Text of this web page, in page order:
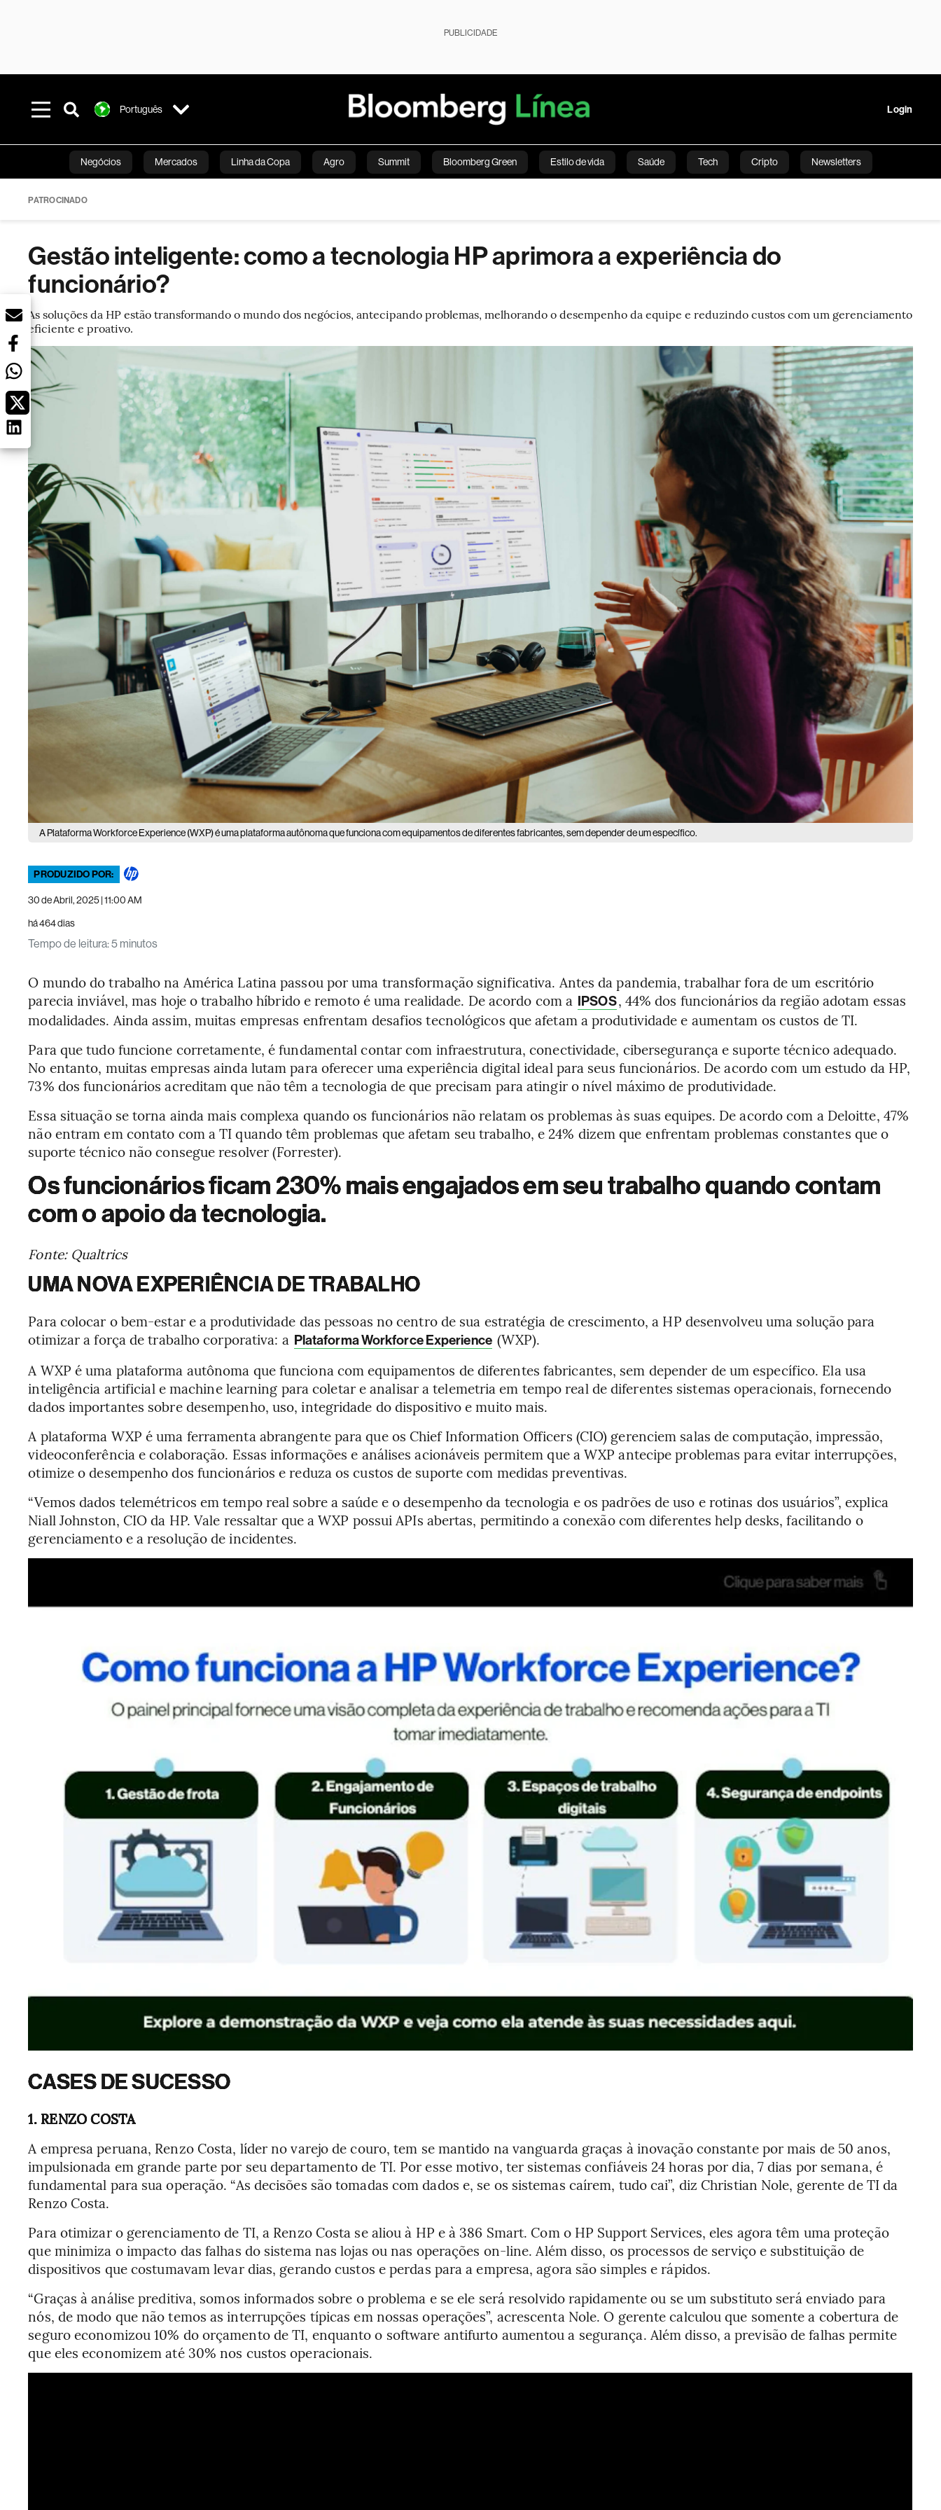
PUBLICIDADE
Português Login
Negócios Mercados Linha da Copa Agro Summit Bloomberg Green Estilo de vida Saúde Tech Cripto Newsletters
Línea Studios
PATROCINADO
Gestão inteligente: como a tecnologia HP aprimora a experiência do
funcionário?
As soluções da HP estão transformando o mundo dos negócios, antecipando problemas, melhorando o desempenho da equipe e reduzindo custos com um gerenciamento
eficiente e proativo.
A Plataforma Workforce Experience (WXP) é uma plataforma autônoma que funciona com equipamentos de diferentes fabricantes, sem depender de um específico.
PRODUZIDO POR:
30 de Abril, 2025 | 11:00 AM
há 464 dias
Tempo de leitura:5 minutos
O mundo do trabalho na América Latina passou por uma transformação significativa. Antes da pandemia, trabalhar fora de um escritório
parecia inviável, mas hoje o trabalho híbrido e remoto é uma realidade. De acordo com a IPSOS, 44% dos funcionários da região adotam essas
modalidades. Ainda assim, muitas empresas enfrentam desafios tecnológicos que afetam a produtividade e aumentam os custos de TI.
Para que tudo funcione corretamente, é fundamental contar com infraestrutura, conectividade, cibersegurança e suporte técnico adequado.
No entanto, muitas empresas ainda lutam para oferecer uma experiência digital ideal para seus funcionários. De acordo com um estudo da HP,
73% dos funcionários acreditam que não têm a tecnologia de que precisam para atingir o nível máximo de produtividade.
Essa situação se torna ainda mais complexa quando os funcionários não relatam os problemas às suas equipes. De acordo com a Deloitte, 47%
não entram em contato com a TI quando têm problemas que afetam seu trabalho, e 24% dizem que enfrentam problemas constantes que o
suporte técnico não consegue resolver (Forrester).
Os funcionários ficam 230% mais engajados em seu trabalho quando contam
com o apoio da tecnologia.
Fonte: Qualtrics
UMA NOVA EXPERIÊNCIA DE TRABALHO
Para colocar o bem-estar e a produtividade das pessoas no centro de sua estratégia de crescimento, a HP desenvolveu uma solução para
otimizar a força de trabalho corporativa: a Plataforma Workforce Experience (WXP).
A WXP é uma plataforma autônoma que funciona com equipamentos de diferentes fabricantes, sem depender de um específico. Ela usa
inteligência artificial e machine learning para coletar e analisar a telemetria em tempo real de diferentes sistemas operacionais, fornecendo
dados importantes sobre desempenho, uso, integridade do dispositivo e muito mais.
A plataforma WXP é uma ferramenta abrangente para que os Chief Information Officers (CIO) gerenciem salas de computação, impressão,
videoconferência e colaboração. Essas informações e análises acionáveis permitem que a WXP antecipe problemas para evitar interrupções,
otimize o desempenho dos funcionários e reduza os custos de suporte com medidas preventivas.
“Vemos dados telemétricos em tempo real sobre a saúde e o desempenho da tecnologia e os padrões de uso e rotinas dos usuários”, explica
Niall Johnston, CIO da HP. Vale ressaltar que a WXP possui APIs abertas, permitindo a conexão com diferentes help desks, facilitando o
gerenciamento e a resolução de incidentes.
CASES DE SUCESSO
1. RENZO COSTA
A empresa peruana, Renzo Costa, líder no varejo de couro, tem se mantido na vanguarda graças à inovação constante por mais de 50 anos,
impulsionada em grande parte por seu departamento de TI. Por esse motivo, ter sistemas confiáveis 24 horas por dia, 7 dias por semana, é
fundamental para sua operação. “As decisões são tomadas com dados e, se os sistemas caírem, tudo cai”, diz Christian Nole, gerente de TI da
Renzo Costa.
Para otimizar o gerenciamento de TI, a Renzo Costa se aliou à HP e à 386 Smart. Com o HP Support Services, eles agora têm uma proteção
que minimiza o impacto das falhas do sistema nas lojas ou nas operações on-line. Além disso, os processos de serviço e substituição de
dispositivos que costumavam levar dias, gerando custos e perdas para a empresa, agora são simples e rápidos.
“Graças à análise preditiva, somos informados sobre o problema e se ele será resolvido rapidamente ou se um substituto será enviado para
nós, de modo que não temos as interrupções típicas em nossas operações”, acrescenta Nole. O gerente calculou que somente a cobertura de
seguro economizou 10% do orçamento de TI, enquanto o software antifurto aumentou a segurança. Além disso, a previsão de falhas permite
que eles economizem até 30% nos custos operacionais.